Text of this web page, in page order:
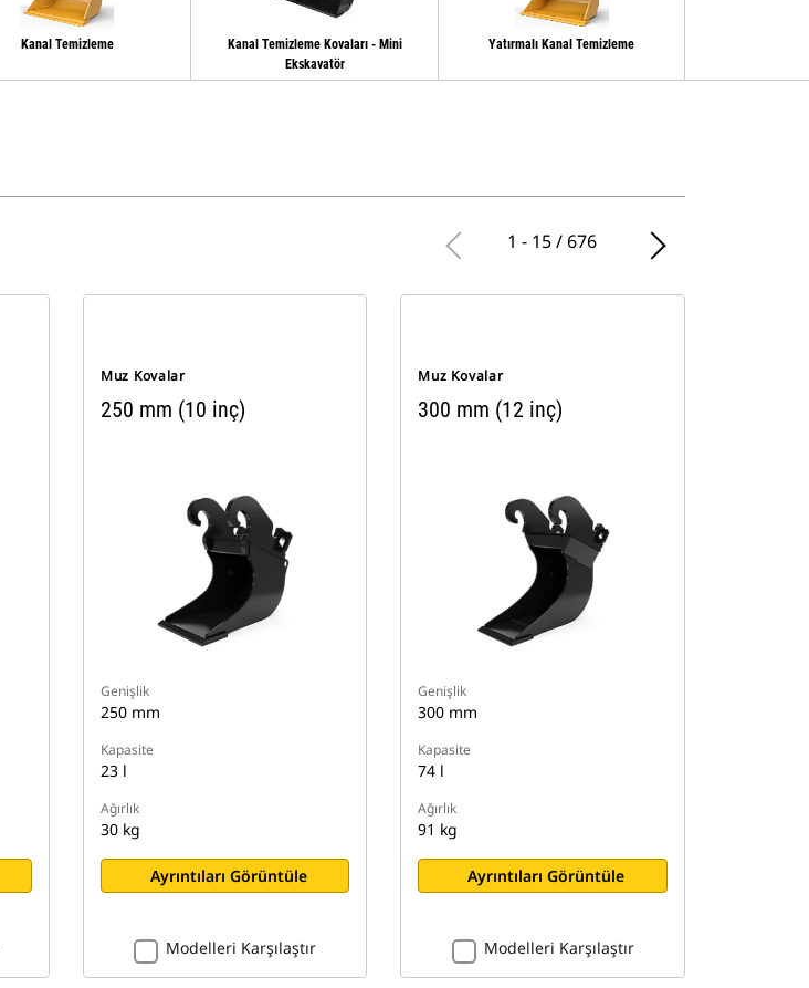
Kanal Temizleme
Kanal Temizleme Kovaları - Mini
Ekskavatör
Yatırmalı Kanal Temizleme
1 - 15 / 676
Muz Kovalar
250 mm (10 inç)
Genişlik
250 mm
Kapasite
23 l
Ağırlık
30 kg
Ayrıntıları Görüntüle
Modelleri Karşılaştır
Muz Kovalar
300 mm (12 inç)
Genişlik
300 mm
Kapasite
74 l
Ağırlık
91 kg
Ayrıntıları Görüntüle
Modelleri Karşılaştır